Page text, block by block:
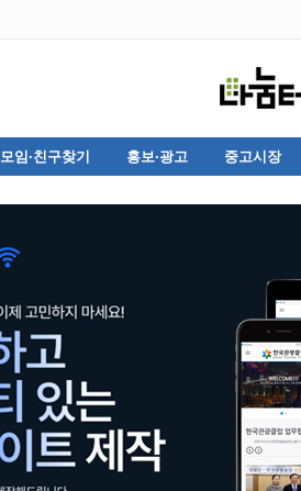
모임·친구찾기 홍보·광고 중고시장